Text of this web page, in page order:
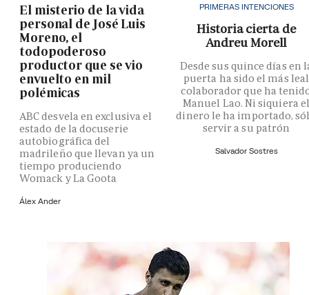
El misterio de la vida
personal de José Luis
Moreno, el
todopoderoso
productor que se vio
envuelto en mil
polémicas
ABC desvela en exclusiva el
estado de la docuserie
autobiográfica del
madrileño que llevan ya un
tiempo produciendo
Womack y La Goota
Álex Ander
PRIMERAS INTENCIONES
Historia cierta de
Andreu Morell
Desde sus quince días en
puerta ha sido el más leal
colaborador que ha
Manuel Lao. Ni siquiera
dinero le ha importado,
servir a su patrón
Salvador Sostres